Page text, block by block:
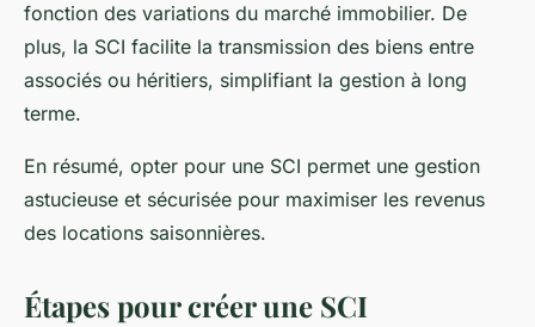
fonction des variations du marché immobilier. De
plus, la SCI facilite la transmission des biens entre
associés ou héritiers, simplifiant la gestion à long
terme.
En résumé, opter pour une SCI permet une gestion
astucieuse et sécurisée pour maximiser les revenus
des locations saisonnières.
Étapes pour créer une SCI